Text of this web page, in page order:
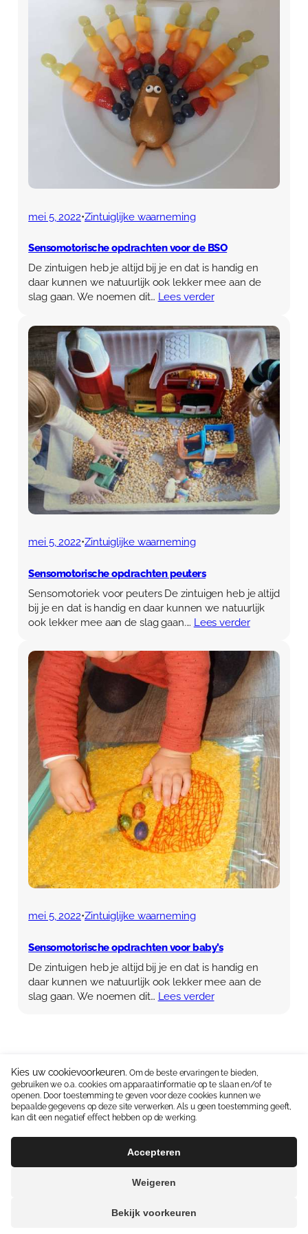
mei 5, 2022•Zintuiglijke waarneming
Sensomotorische opdrachten voor de BSO
De zintuigen heb je altijd bij je en dat is handig en
daar kunnen we natuurlijk ook lekker mee aan de
slag gaan. We noemen dit… Lees verder
mei 5, 2022•Zintuiglijke waarneming
Sensomotorische opdrachten peuters
Sensomotoriek voor peuters De zintuigen heb je altijd
bij je en dat is handig en daar kunnen we natuurlijk
ook lekker mee aan de slag gaan.… Lees verder
mei 5, 2022•Zintuiglijke waarneming
Sensomotorische opdrachten voor baby’s
De zintuigen heb je altijd bij je en dat is handig en
daar kunnen we natuurlijk ook lekker mee aan de
slag gaan. We noemen dit… Lees verder
Neem contact op:06 15336587|info@coolekidsbox.nl
Handige linkjes:Ontwikkelingsmaterialen
Kies uw cookievoorkeuren. Om de beste ervaringen te bieden,
gebruiken we o.a. cookies om apparaatinformatie op te slaan en/of te
openen. Door toestemming te geven voor deze cookies kunnen we
bepaalde gegevens op deze site verwerken. Als u geen toestemming geeft,
kan dit een negatief effect hebben op de werking.
Accepteren
Weigeren
Bekijk voorkeuren